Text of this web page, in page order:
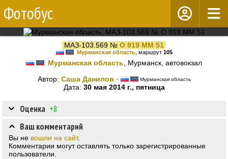
Фотобус
МАЗ-103.569 № О 919 ММ 51
Мурманская область, маршрут 105
Мурманская область , Мурманск, автовокзал
Автор: Саша Данилов · Мурманская область
Дата: 30 мая 2014 г., пятница
Оценка +8
Ваш комментарий
Вы не вошли на сайт.
Комментарии могут оставлять только зарегистрированные
пользователи.